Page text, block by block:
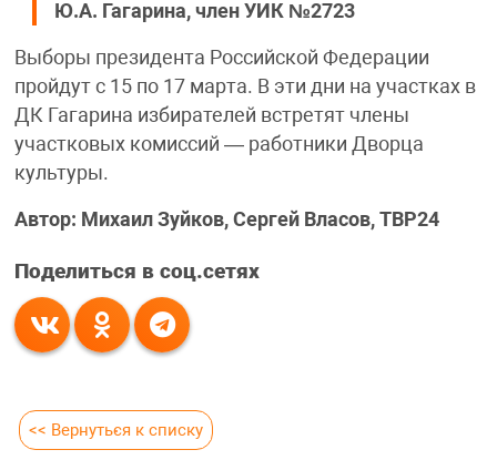
Ю.А. Гагарина, член УИК №2723
Выборы президента Российской Федерации
пройдут с 15 по 17 марта. В эти дни на участках в
ДК Гагарина избирателей встретят члены
участковых комиссий — работники Дворца
культуры.
Автор: Михаил Зуйков, Сергей Власов, ТВР24
Поделиться в соц.сетях
<< Вернуться к списку